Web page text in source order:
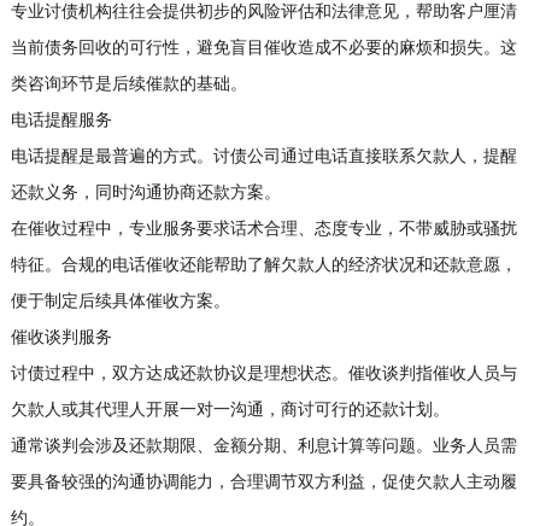
专业讨债机构往往会提供初步的风险评估和法律意见，帮助客户厘清
当前债务回收的可行性，避免盲目催收造成不必要的麻烦和损失。这
类咨询环节是后续催款的基础。
电话提醒服务
电话提醒是最普遍的方式。讨债公司通过电话直接联系欠款人，提醒
还款义务，同时沟通协商还款方案。
在催收过程中，专业服务要求话术合理、态度专业，不带威胁或骚扰
特征。合规的电话催收还能帮助了解欠款人的经济状况和还款意愿，
便于制定后续具体催收方案。
催收谈判服务
讨债过程中，双方达成还款协议是理想状态。催收谈判指催收人员与
欠款人或其代理人开展一对一沟通，商讨可行的还款计划。
通常谈判会涉及还款期限、金额分期、利息计算等问题。业务人员需
要具备较强的沟通协调能力，合理调节双方利益，促使欠款人主动履
约。